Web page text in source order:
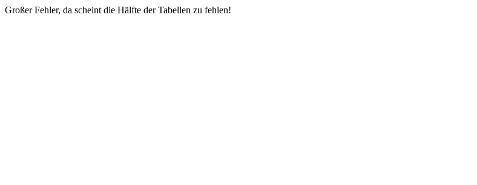
Großer Fehler, da scheint die Hälfte der Tabellen zu fehlen!